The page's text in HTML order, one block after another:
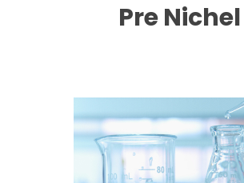
Pre Nichel